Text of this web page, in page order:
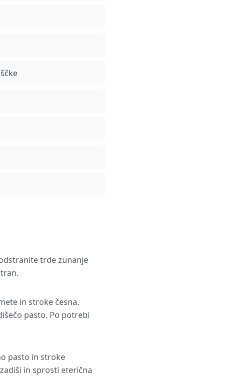
trde zunanje
in stroke česna.
pasto. Po potrebi
pasto in stroke
in sprosti eterična